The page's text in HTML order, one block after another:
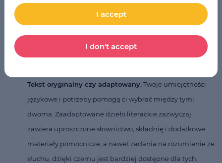
materiału. Wybierając książkę, która odpowiada Twoim
kompetencjom językowym, zapewniasz lepsze
zrozumienie, unikasz przeciążenia umysłowego, a zamiast
tego zapewniasz proces uczenia się krok po kroku.
Tekst oryginalny czy adaptowany.Twoje umiejętności
językowe i potrzeby pomogą ci wybrać między tymi
dwoma. Zaadaptowane dzieło literackie zazwyczaj
zawiera uproszczone słownictwo, składnię i dodatkowe
materiały pomocnicze, a nawet zadania na rozumienie ze
słuchu, dzięki czemu jest bardziej dostępne dla tych,
I accept
I don't accept